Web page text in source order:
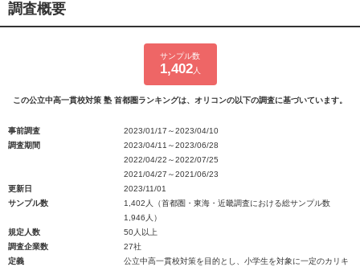
調査概要
サンプル数
1,402人
この公立中高一貫校対策 塾 首都圏ランキングは、オリコンの以下の調査に基づいています。
事前調査
2023/01/17～2023/04/10
調査期間
2023/04/11～2023/06/28
2022/04/22～2022/07/25
2021/04/27～2021/06/23
更新日
2023/11/01
サンプル数
1,402人（首都圏・東海・近畿調査における総サンプル数
1,946人）
規定人数
50人以上
調査企業数
27社
定義
公立中高一貫校対策を目的とし、小学生を対象に一定のカリキ